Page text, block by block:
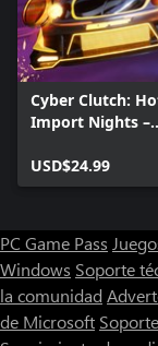
Cyber Clutch:
Import Nights –
USD$24.99
PC Game Pass
Windows Soporte
la comunidad
de Microsoft